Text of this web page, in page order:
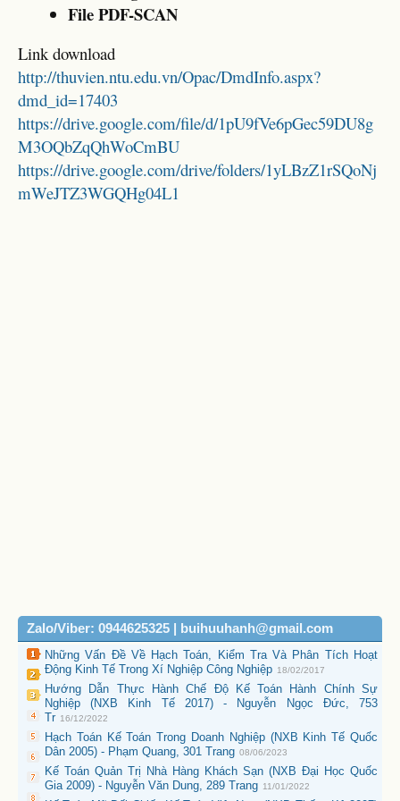
File PDF-SCAN
Link download
http://thuvien.ntu.edu.vn/Opac/DmdInfo.aspx?
dmd_id=17403
https://drive.google.com/file/d/1pU9fVe6pGec59DU8g
M3OQbZqQhWoCmBU
https://drive.google.com/drive/folders/1yLBzZ1rSQoNj
mWeJTZ3WGQHg04L1
Zalo/Viber: 0944625325 | buihuuhanh@gmail.com
Những Vấn Đề Về Hạch Toán, Kiểm Tra Và Phân Tích Hoạt
Động Kinh Tế Trong Xí Nghiệp Công Nghiệp 18/02/2017
Hướng Dẫn Thực Hành Chế Độ Kế Toán Hành Chính Sự
Nghiệp (NXB Kinh Tế 2017) - Nguyễn Ngọc Đức, 753
Tr 16/12/2022
Hạch Toán Kế Toán Trong Doanh Nghiệp (NXB Kinh Tế Quốc
Dân 2005) - Phạm Quang, 301 Trang 08/06/2023
Kế Toán Quản Trị Nhà Hàng Khách Sạn (NXB Đại Học Quốc
Gia 2009) - Nguyễn Văn Dung, 289 Trang 11/01/2022